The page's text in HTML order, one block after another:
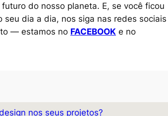
do nosso planeta. E, se você ficou
seu dia a dia, nos siga nas redes sociais
— estamos no FACEBOOK e no
nos seus projetos?